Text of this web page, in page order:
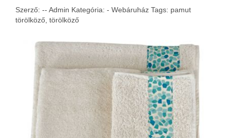
Szerző: -- Admin Kategória: - Webáruház Tags: pamut
törölköző törölköző